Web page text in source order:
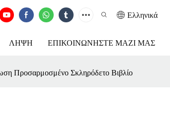
Ελληνικά
ΛΉΨΗ ΕΠΙΚΟΙΝΩΝΉΣΤΕ ΜΑΖΊ ΜΑΣ
Προσαρμοσμένο Σκληρόδετο Βιβλίο